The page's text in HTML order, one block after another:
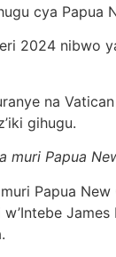
cya Papua
2024 nibwo
na
gihugu.
muri Papua
Papua